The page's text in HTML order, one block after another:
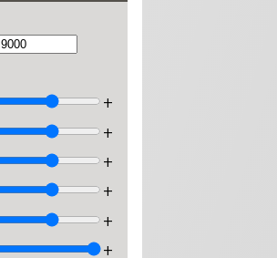
+
+
+
+
+
+